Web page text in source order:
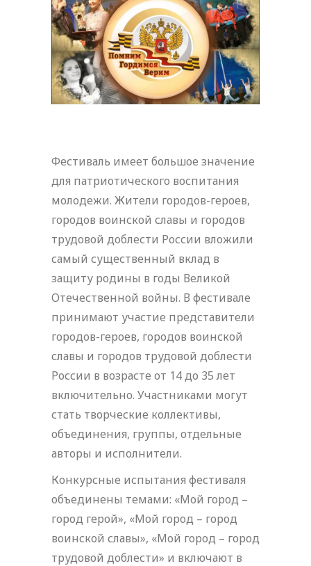
Фестиваль имеет большое значение
для патриотического воспитания
молодежи. Жители городов-героев,
городов воинской славы и городов
трудовой доблести России вложили
самый существенный вклад в
защиту родины в годы Великой
Отечественной войны. В фестивале
принимают участие представители
городов-героев, городов воинской
славы и городов трудовой доблести
России в возрасте от 14 до 35 лет
включительно. Участниками могут
стать творческие коллективы,
объединения, группы, отдельные
авторы и исполнители.
Конкурсные испытания фестиваля
объединены темами: «Мой город –
город герой», «Мой город – город
воинской славы», «Мой город – город
трудовой доблести» и включают в